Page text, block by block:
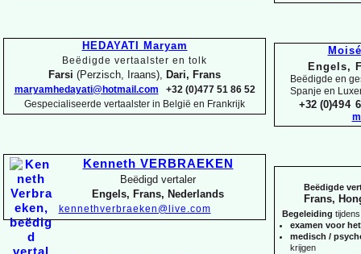
Engels,
Beëdigde en
Spanje en
+32 (0)494
Beëdigde
Frans,
Begeleiding
examen voor
medisch /
krijgen
HEDAYATI Maryam
Beëdigde vertaalster en tolk
Farsi (Perzisch, Iraans), Dari, Frans
maryamhedayati@hotmail.com
+32 (0)477 51 86 52
Gespecialiseerde vertaalster in België en Frankrijk
Kenneth VERBRAEKEN
Beëdigd vertaler
Engels, Frans, Nederlands
kennethverbraeken@live.com